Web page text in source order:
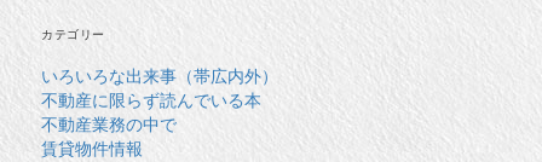
カテゴリー
いろいろな出来事（帯広内外）
不動産に限らず読んでいる本
不動産業務の中で
賃貸物件情報